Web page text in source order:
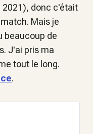
2021), donc c'était
Mais je
beaucoup de
J'ai pris ma
tout le long.
.